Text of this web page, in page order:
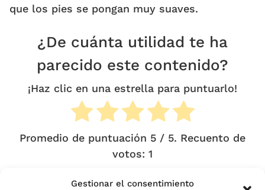
Gestionar el consentimiento
que los pies se pongan muy suaves.
¿De cuánta utilidad te ha
parecido este contenido?
¡Haz clic en una estrella para puntuarlo!
Promedio de puntuación 5 / 5. Recuento de
votos: 1